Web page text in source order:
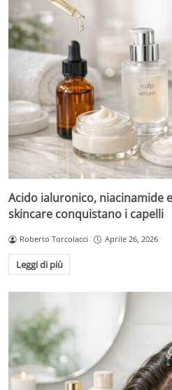
Acido ialuronico, niacinamide
skincare conquistano i capelli
Roberto Torcolacci Aprile 26, 2026
Leggi di più